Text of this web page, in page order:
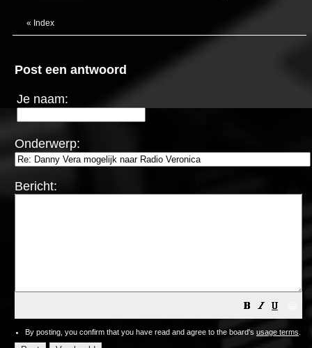
« Index
Post een antwoord
Je naam:
Onderwerp:
Bericht:
By posting, you confirm that you have read and agree to the board's usage terms